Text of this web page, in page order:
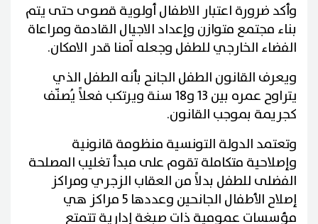
وأكد ضرورة اعتبار الاطفال أولوية قصوى حتى يتم
بناء مجتمع متوازن وإعداد الاجيال القادمة ومراعاة
الفضاء الخارجي للطفل وجعله آمنا قدر الامكان.
ويعرف القانون الطفل الجانح بأنه الطفل الذي
يتراوح عمره بين 13 و18 سنة ويرتكب فعلاً يُصنّف
كجريمة بموجب القانون.
وتعتمد الدولة التونسية منظومة قانونية
وإصلاحية متكاملة تقوم على مبدأ تغليب المصلحة
الفضلى للطفل بدلاً من العقاب الزجري ومراكز
إصلاح الأطفال الجانحين وعددها 5 مراكز هي
مؤسسات عمومية ذات صبغة إدارية تتمتع